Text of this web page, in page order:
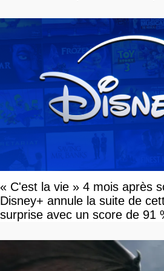
« C'est la vie » 4 mois après
Disney+ annule la suite de
surprise avec un score de 91